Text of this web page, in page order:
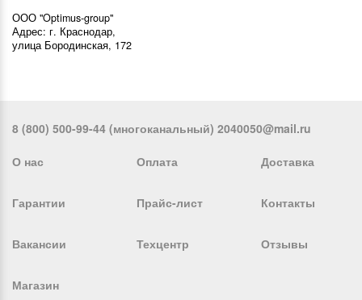
ООО "Optimus-group"
Адрес: г. Краснодар,
улица Бородинская, 172
8 (800) 500-99-44 (многоканальный) 2040050@mail.ru
О нас Оплата Доставка
Гарантии Прайс-лист Контакты
Вакансии Техцентр Отзывы
Магазин